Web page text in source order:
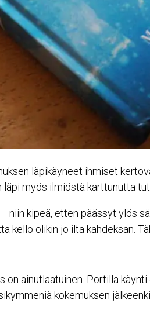
läpikäyneet ihmiset
myös ilmiöstä karttunutta
niin kipeä, etten päässyt ylös
kello olikin jo ilta kahdeksan.
ainutlaatuinen. Portilla
kokemuksen